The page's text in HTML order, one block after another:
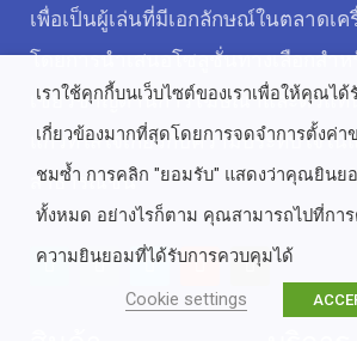
เพื่อเป็นผู้เล่นที่มีเอกลักษณ์ในตลาดเค
โดยการนำเสนอโซลูชั่นทางเลือกสำ
เชี่ยวชาญด้านการโฆษณาและตัวแทน
แก้วที่ใส่ใจเกี่ยวกับความประทับใจใ
สาธารณชน
เราใช้คุกกี้บนเว็บไซต์ของเราเพื่อให้คุณไ
เกี่ยวข้องมากที่สุดโดยการจดจำการตั้งค่า
ชมซ้ำ การคลิก "ยอมรับ" แสดงว่าคุณยินย
ทั้งหมด อย่างไรก็ตาม คุณสามารถไปที่กา
ความยินยอมที่ได้รับการควบคุมได้
Cookie settings